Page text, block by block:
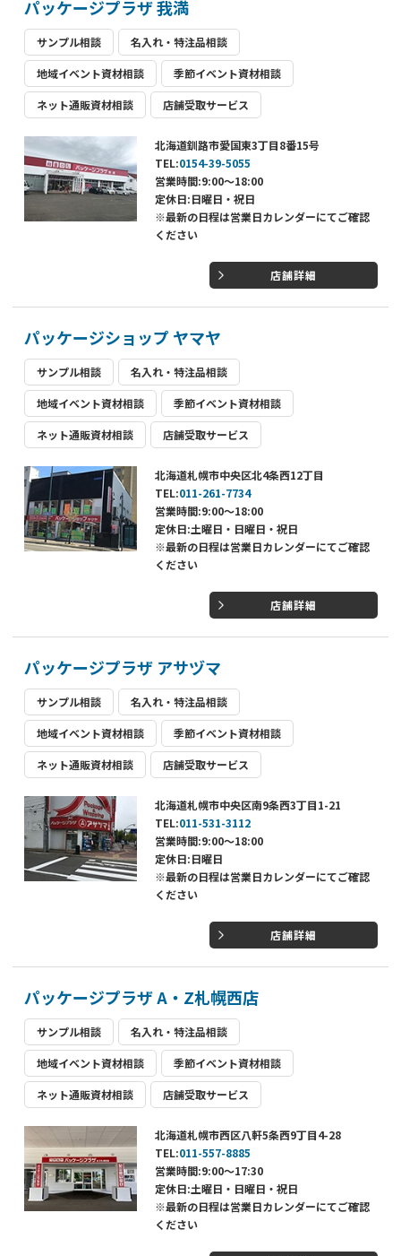
パッケージプラザ 我満
サンプル相談 名入れ・特注品相談
地域イベント資材相談 季節イベント資材相談
ネット通販資材相談 店舗受取サービス
北海道釧路市愛国東3丁目8番15号
TEL:0154-39-5055
営業時間:9:00～18:00
定休日:日曜日・祝日
※最新の日程は営業日カレンダーにてご確認
ください
店舗詳細
パッケージショップ ヤマヤ
サンプル相談 名入れ・特注品相談
地域イベント資材相談 季節イベント資材相談
ネット通販資材相談 店舗受取サービス
北海道札幌市中央区北4条西12丁目
TEL:011-261-7734
営業時間:9:00～18:00
定休日:土曜日・日曜日・祝日
※最新の日程は営業日カレンダーにてご確認
ください
店舗詳細
パッケージプラザ アサヅマ
サンプル相談 名入れ・特注品相談
地域イベント資材相談 季節イベント資材相談
ネット通販資材相談 店舗受取サービス
北海道札幌市中央区南9条西3丁目1-21
TEL:011-531-3112
営業時間:9:00～18:00
定休日:日曜日
※最新の日程は営業日カレンダーにてご確認
ください
店舗詳細
パッケージプラザ A・Z札幌西店
サンプル相談 名入れ・特注品相談
地域イベント資材相談 季節イベント資材相談
ネット通販資材相談 店舗受取サービス
北海道札幌市西区八軒5条西9丁目4-28
TEL:011-557-8885
営業時間:9:00～17:30
定休日:土曜日・日曜日・祝日
※最新の日程は営業日カレンダーにてご確認
ください